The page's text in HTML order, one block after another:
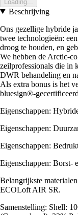
Loading...
Beschrijving
Ons gezellige hybride
twee technologieën:
droog te houden, en
We hebben de Arctic-
zeilprofessionals die in
DWR behandeling en
Als extra bonus is het
bluesign®-
Eigenschappen:
Eigenschappen:
Eigenschappen:
Eigenschappen:
Belangrijkste
ECOLoft AIR SR.
Samenstelling: Shell: